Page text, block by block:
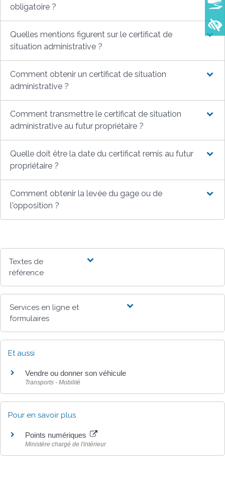
obligatoire ?
Quelles mentions figurent sur le certificat de
situation administrative ?
Comment obtenir un certificat de situation
administrative ?
Comment transmettre le certificat de situation
administrative au futur propriétaire ?
Quelle doit être la date du certificat remis au futur
propriétaire ?
Comment obtenir la levée du gage ou de
l'opposition ?
Textes de
référence
Services en ligne et
formulaires
Et aussi
Vendre ou donner son véhicule
Transports - Mobilité
Pour en savoir plus
Points numériques
Ministère chargé de l'intérieur